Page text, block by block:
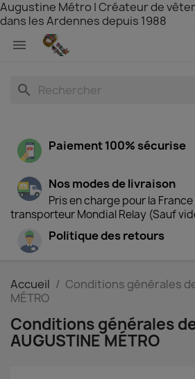
Augustine Métro | Créateur de
dans les Ardennes depuis 1988

search
Paiement 100% sécurise
Nos modes de livraison
Pris en charge pour la
transporteur Mondial Relay (Sauf
Politique des retours
Accueil
Conditions générales
MÉTRO
Conditions générales
AUGUSTINE MÉTRO